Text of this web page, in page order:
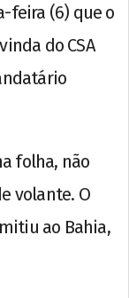
feira (6) que o
do CSA
folha, não
volante. O
ao Bahia,